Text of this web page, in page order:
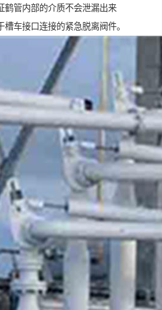
鹤管内部的介质不会泄漏出来
车接口连接的紧急脱离阀件。